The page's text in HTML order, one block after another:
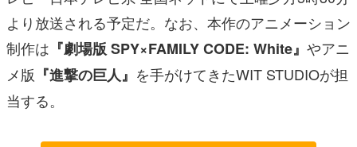
より放送される予定だ。なお、本作のアニメーション
制作は 『劇場版 SPY×FAMILY CODE: White』 やアニ
メ版 『進撃の巨人』 を手がけてきたWIT STUDIOが担
当する。